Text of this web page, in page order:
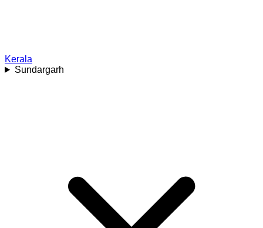
Kerala
Sundargarh